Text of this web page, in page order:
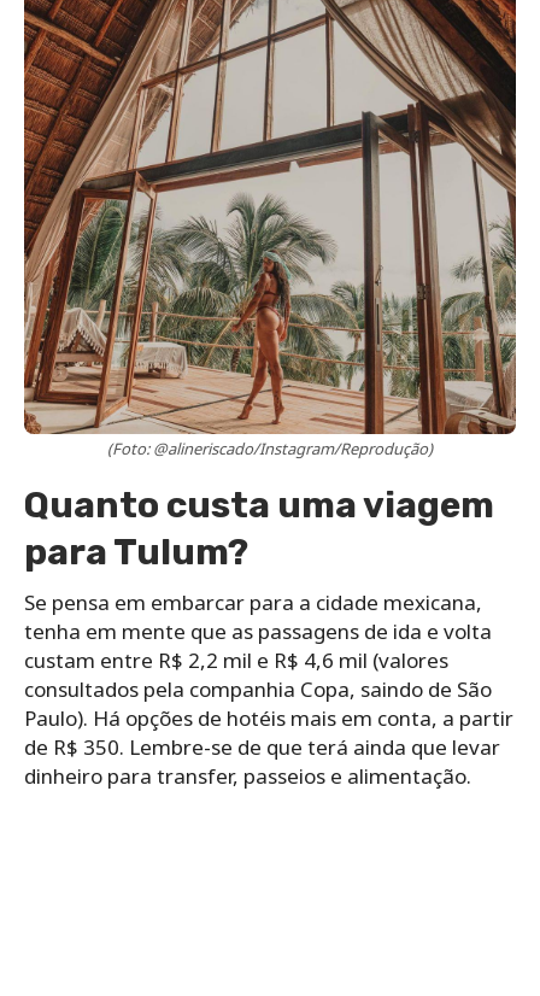
(Foto: @alineriscado/Instagram/Reprodução)
Quanto custa uma viagem
para Tulum?
Se pensa em embarcar para a cidade mexicana,
tenha em mente que as passagens de ida e volta
custam entre R$ 2,2 mil e R$ 4,6 mil (valores
consultados pela companhia Copa, saindo de São
Paulo). Há opções de hotéis mais em conta, a partir
de R$ 350. Lembre-se de que terá ainda que levar
dinheiro para transfer, passeios e alimentação.